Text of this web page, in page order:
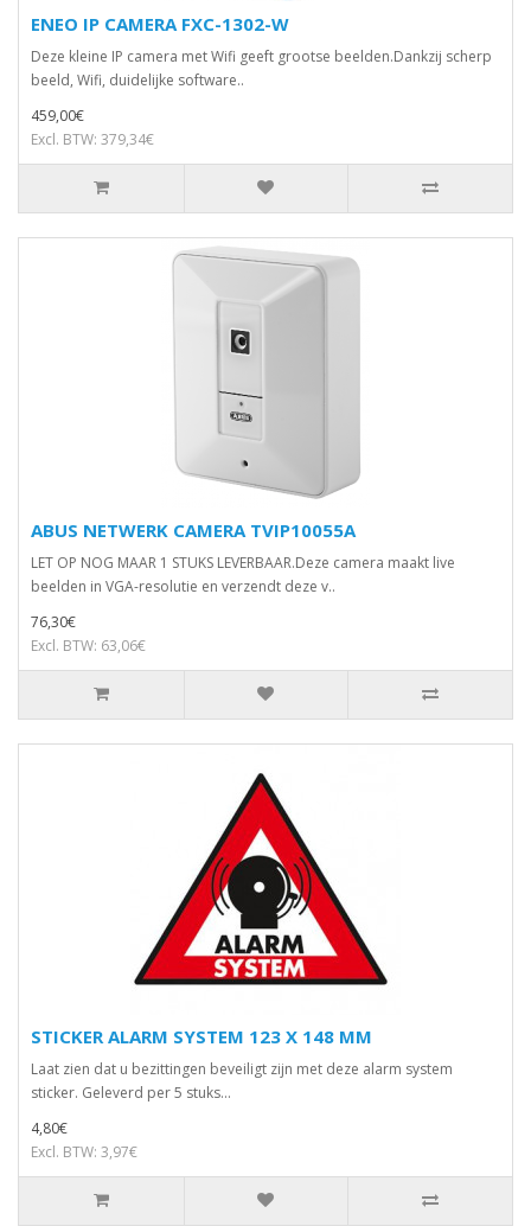
ENEO IP CAMERA FXC-1302-W
Deze kleine IP camera met Wifi geeft grootse beelden.Dankzij scherp
beeld, Wifi, duidelijke software..
459,00€
Excl. BTW: 379,34€
ABUS NETWERK CAMERA TVIP10055A
LET OP NOG MAAR 1 STUKS LEVERBAAR.Deze camera maakt live
beelden in VGA-resolutie en verzendt deze v..
76,30€
Excl. BTW: 63,06€
STICKER ALARM SYSTEM 123 X 148 MM
Laat zien dat u bezittingen beveiligt zijn met deze alarm system
sticker. Geleverd per 5 stuks...
4,80€
Excl. BTW: 3,97€